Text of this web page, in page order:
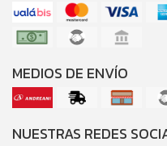
MEDIOS DE ENVÍO
NUESTRAS REDES